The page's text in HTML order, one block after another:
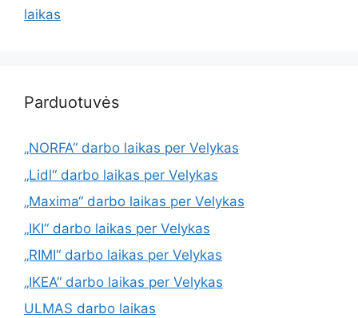
laikas
Parduotuvės
„NORFA“ darbo laikas per Velykas
„Lidl“ darbo laikas per Velykas
„Maxima“ darbo laikas per Velykas
„IKI“ darbo laikas per Velykas
„RIMI“ darbo laikas per Velykas
„IKEA“ darbo laikas per Velykas
ULMAS darbo laikas